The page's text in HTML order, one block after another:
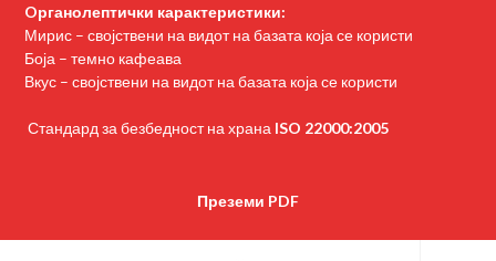
Oрганолептички карактеристики:
Мирис – својствени на видот на базата која се користи
Боја – темно кафеава
Вкус – својствени на видот на базата која се користи
Стандард за безбедност на храна ISO 22000:2005
Преземи PDF